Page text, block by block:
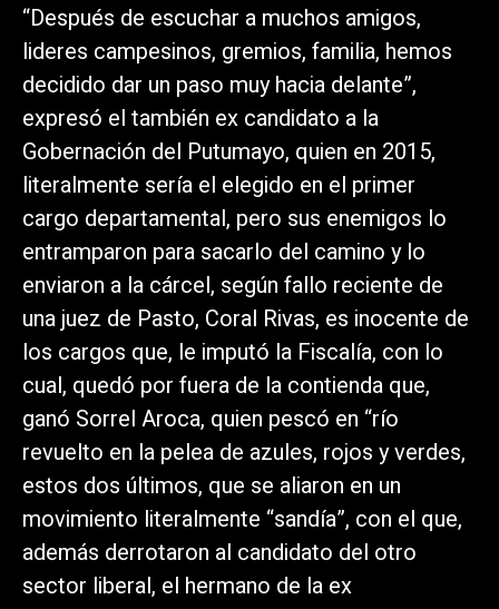
“Después de escuchar a muchos amigos,
lideres campesinos, gremios, familia, hemos
decidido dar un paso muy hacia delante”,
expresó el también ex candidato a la
Gobernación del Putumayo, quien en 2015,
literalmente sería el elegido en el primer
cargo departamental, pero sus enemigos lo
entramparon para sacarlo del camino y lo
enviaron a la cárcel, según fallo reciente de
una juez de Pasto, Coral Rivas, es inocente de
los cargos que, le imputó la Fiscalía, con lo
cual, quedó por fuera de la contienda que,
ganó Sorrel Aroca, quien pescó en “río
revuelto en la pelea de azules, rojos y verdes,
estos dos últimos, que se aliaron en un
movimiento literalmente “sandía”, con el que,
además derrotaron al candidato del otro
sector liberal, el hermano de la ex